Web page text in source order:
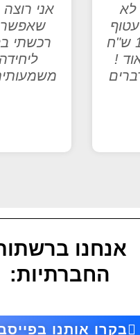
לא
בצלופן במבצע של 7 יחידות ב 100 ש"ח
!
אני
אנחנו
החברתיות:
בקרו אותנו